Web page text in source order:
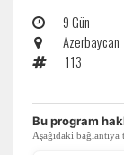
9 Gün
Azerbaycan
113
​Bu program
Aşağıdaki